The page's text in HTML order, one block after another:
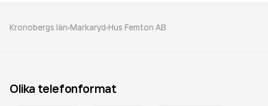
Kronobergs län Markaryd Hus Femton AB
Olika telefonformat